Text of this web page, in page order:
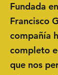
Fundada
Francisco
compañía
completo
que nos